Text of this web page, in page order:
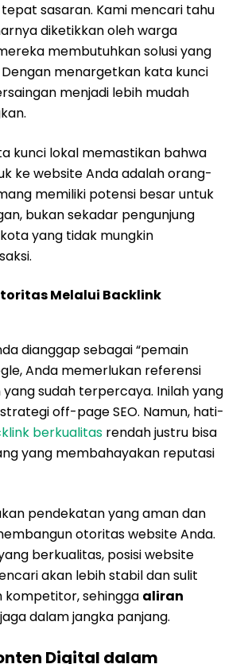
sasaran. Kami mencari tahu
diketikkan oleh warga
membutuhkan solusi yang
menargetkan kata kunci
menjadi lebih mudah
kunci lokal memastikan bahwa
ke website Anda adalah orang-
memiliki potensi besar untuk
bukan sekadar pengunjung
yang tidak mungkin
Melalui Backlink
dianggap sebagai “pemain
Anda memerlukan referensi
sudah terpercaya. Inilah yang
off-page SEO. Namun, hati-
berkualitas rendah justru bisa
yang membahayakan reputasi
pendekatan yang aman dan
otoritas website Anda.
berkualitas, posisi website
akan lebih stabil dan sulit
kompetitor, sehingga aliran
dalam jangka panjang.
Digital dalam